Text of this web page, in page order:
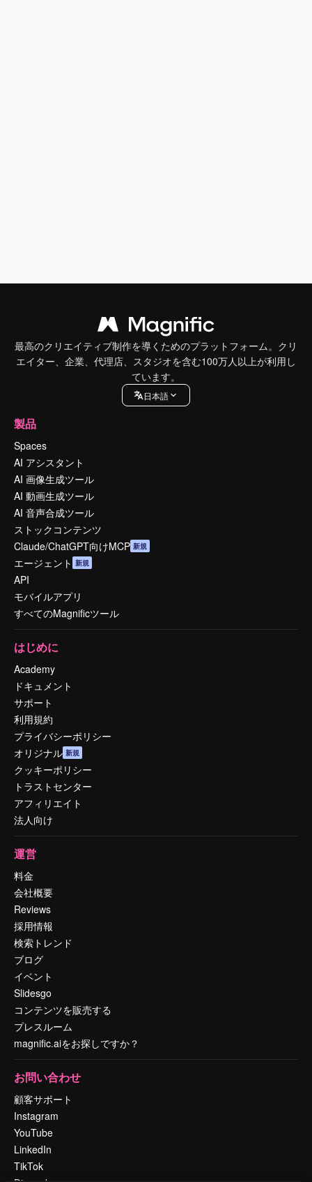
最高のクリエイティブ制作を導くためのプラットフォーム。クリ
エイター、企業、代理店、スタジオを含む100万人以上が利用し
ています。
日本語
製品
Spaces
AI アシスタント
AI 画像生成ツール
AI 動画生成ツール
AI 音声合成ツール
ストックコンテンツ
Claude/ChatGPT向けMCP 新規
エージェント 新規
API
モバイルアプリ
すべてのMagnificツール
はじめに
Academy
ドキュメント
サポート
利用規約
プライバシーポリシー
オリジナル 新規
クッキーポリシー
トラストセンター
アフィリエイト
法人向け
運営
料金
会社概要
Reviews
採用情報
検索トレンド
ブログ
イベント
Slidesgo
コンテンツを販売する
プレスルーム
magnific.aiをお探しですか？
お問い合わせ
顧客サポート
Instagram
YouTube
LinkedIn
TikTok